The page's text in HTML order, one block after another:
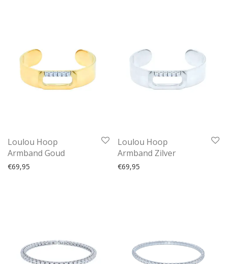
Loulou Hoop
Armband Goud
€69,95
Loulou Hoop
Armband Zilver
€69,95